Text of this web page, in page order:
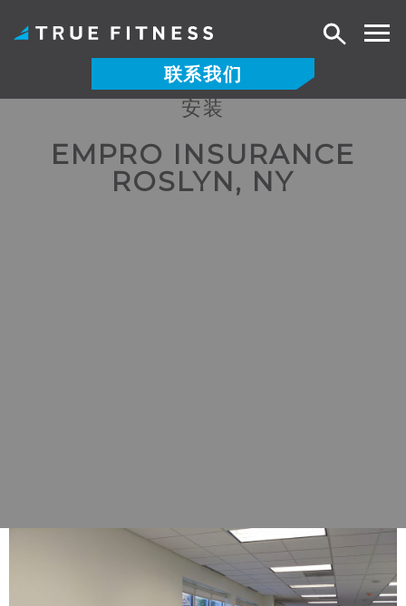
联系我们
搜
安装
EMPRO INSURANCE
ROSLYN, NY